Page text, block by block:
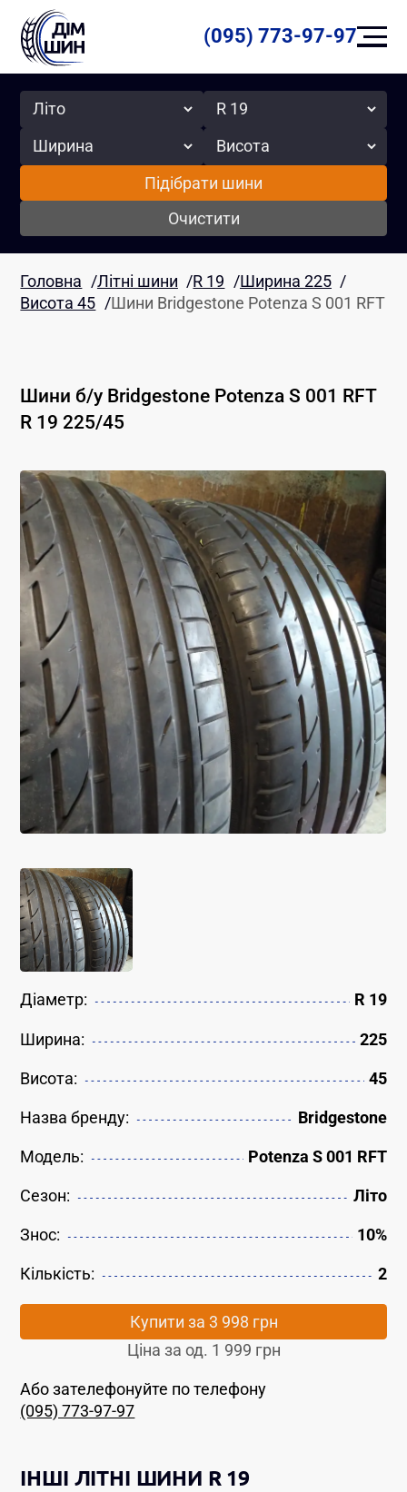
(095) 773-97-97
Сезон Радіус
Ширина Висота
Підібрати шини
Очистити
Головна /Літні шини /R 19 /Ширина 225 /
Висота 45 /Шини Bridgestone Potenza S 001 RFT
Шини б/у Bridgestone Potenza S 001 RFT
R 19 225/45
Діаметр: R 19
Ширина: 225
Висота: 45
Назва бренду: Bridgestone
Модель: Potenza S 001 RFT
Сезон: Літо
Знос: 10%
Кількість: 2
Купити за 3 998 грн
Ціна за од. 1 999 грн
Або зателефонуйте по телефону
(095) 773-97-97
ІНШІ ЛІТНІ ШИНИ R 19